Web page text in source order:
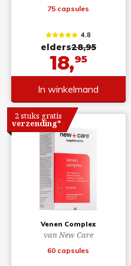
75 capsules
4.8
elders28,95
18,95
In winkelmand
Venen Complex
van New Care
60 capsules
2 stuks gratis
verzending*